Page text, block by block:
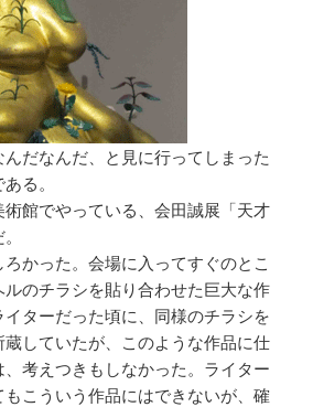
だなんだ、と見に行ってしまった
る。
館でやっている、会田誠展「天才
かった。会場に入ってすぐのとこ
のチラシを貼り合わせた巨大な作
ターだった頃に、同様のチラシを
していたが、このような作品に仕
考えつきもしなかった。ライター
こういう作品にはできないが、確